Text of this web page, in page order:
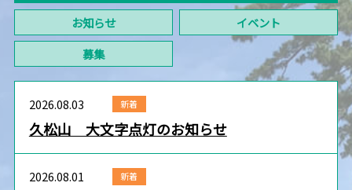
お知らせ
イベント
募集
久松山 大文字点灯のお知らせ
2026.08.03 新着
2026.08.01 新着